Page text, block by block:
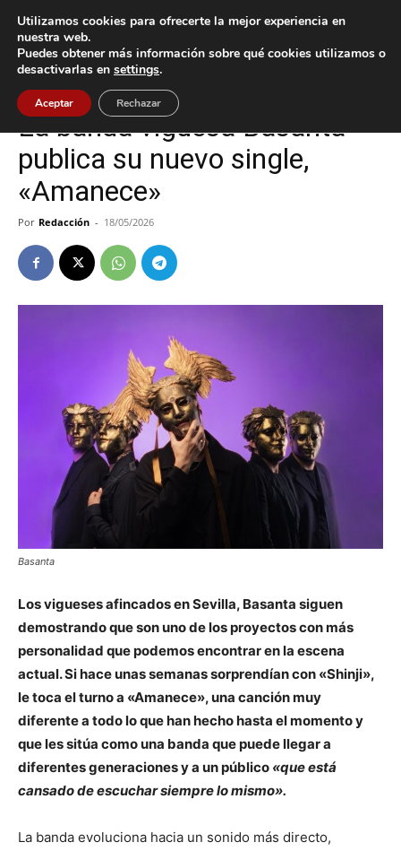
Inicio Cultura / Ocio
Cultura / Ocio Vigo
La banda viguesa Basanta
publica su nuevo single,
«Amanece»
Por Redacción - 18/05/2026
Basanta
Los vigueses afincados en Sevilla, Basanta siguen
demostrando que son uno de los proyectos con más
personalidad que podemos encontrar en la escena
actual. Si hace unas semanas sorprendían con «Shinji»,
le toca el turno a «Amanece», una canción muy
diferente a todo lo que han hecho hasta el momento y
que les sitúa como una banda que puede llegar a
diferentes generaciones y a un público «que está
cansado de escuchar siempre lo mismo».
La banda evoluciona hacia un sonido más directo,
Utilizamos cookies para ofrecerte la mejor experiencia en
nuestra web.
Puedes obtener más información sobre qué cookies utilizamos o
desactivarlas en settings.
Aceptar Rechazar